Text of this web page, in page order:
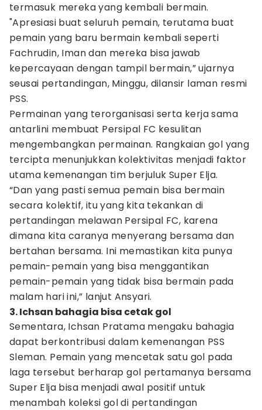
termasuk mereka yang kembali bermain.
"Apresiasi buat seluruh pemain, terutama buat
pemain yang baru bermain kembali seperti
Fachrudin, Iman dan mereka bisa jawab
kepercayaan dengan tampil bermain,” ujarnya
seusai pertandingan, Minggu, dilansir laman resmi
PSS.
Permainan yang terorganisasi serta kerja sama
antarlini membuat Persipal FC kesulitan
mengembangkan permainan. Rangkaian gol yang
tercipta menunjukkan kolektivitas menjadi faktor
utama kemenangan tim berjuluk Super Elja.
“Dan yang pasti semua pemain bisa bermain
secara kolektif, itu yang kita tekankan di
pertandingan melawan Persipal FC, karena
dimana kita caranya menyerang bersama dan
bertahan bersama. Ini memastikan kita punya
pemain-pemain yang bisa menggantikan
pemain-pemain yang tidak bisa bermain pada
malam hari ini,” lanjut Ansyari.
3. Ichsan bahagia bisa cetak gol
Sementara, Ichsan Pratama mengaku bahagia
dapat berkontribusi dalam kemenangan PSS
Sleman. Pemain yang mencetak satu gol pada
laga tersebut berharap gol pertamanya bersama
Super Elja bisa menjadi awal positif untuk
menambah koleksi gol di pertandingan